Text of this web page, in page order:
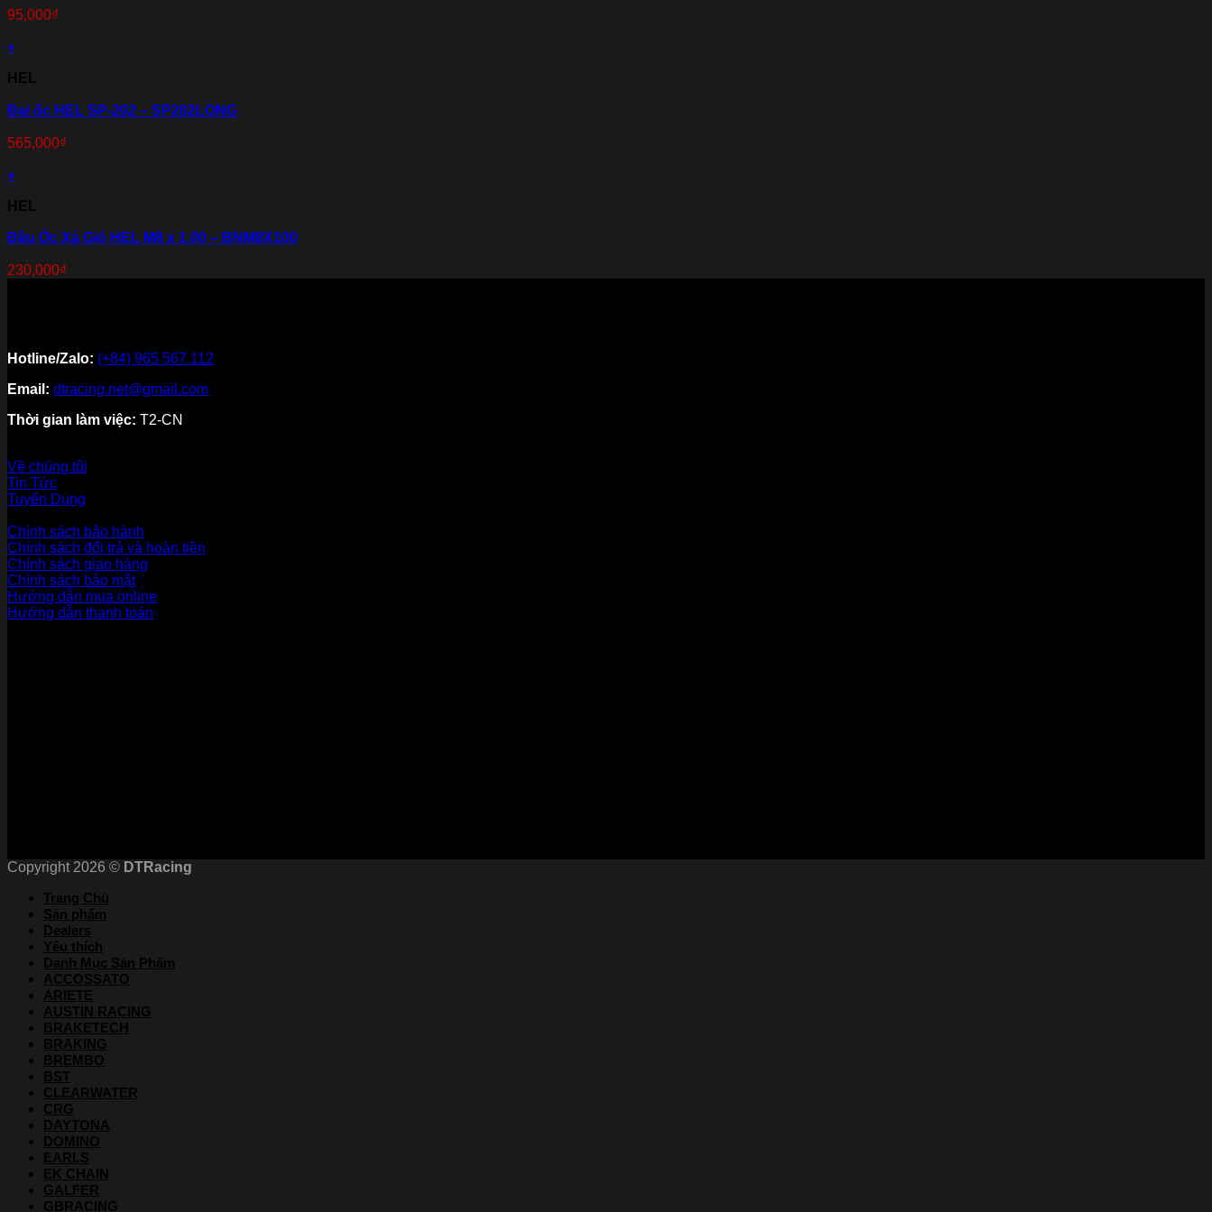
95,000₫
+
HEL
Đai ốc HEL SP-202 – SP202LONG
565,000₫
+
HEL
Đầu Ốc Xả Gió HEL M8 x 1.00 – BNM8X100
230,000₫
Hotline/Zalo: (+84) 965 567 112
Email: dtracing.net@gmail.com
Thời gian làm việc: T2-CN
Về chúng tôi
Tin Tức
Tuyển Dụng
Chính sách bảo hành
Chính sách đổi trả và hoàn tiền
Chính sách giao hàng
Chính sách bảo mật
Hướng dẫn mua online
Hướng dẫn thanh toán
Copyright 2026 © DTRacing
Trang Chủ
Sản phẩm
Dealers
Yêu thích
Danh Mục Sản Phẩm
ACCOSSATO
ARIETE
AUSTIN RACING
BRAKETECH
BRAKING
BREMBO
BST
CLEARWATER
CRG
DAYTONA
DOMINO
EARLS
EK CHAIN
GALFER
GBRACING